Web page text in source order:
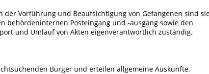
der Vorführung und Beaufsichtigung von Gefangenen sind
behördeninternen Posteingang und -ausgang sowie den
und Umlauf von Akten eigenverantwortlich zuständig.
Bürger und erteilen allgemeine Auskünfte.